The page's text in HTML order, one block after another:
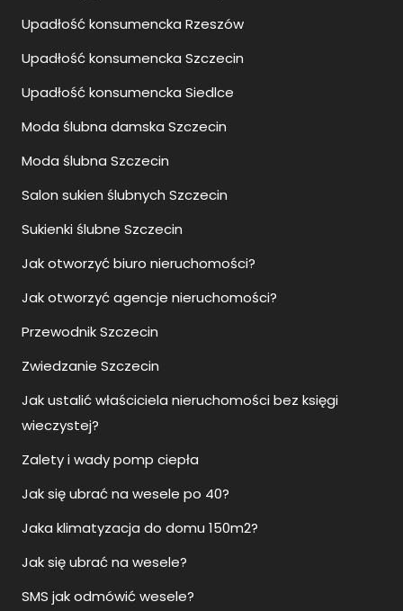
Upadłość konsumencka Rzeszów
Upadłość konsumencka Szczecin
Upadłość konsumencka Siedlce
Moda ślubna damska Szczecin
Moda ślubna Szczecin
Salon sukien ślubnych Szczecin
Sukienki ślubne Szczecin
Jak otworzyć biuro nieruchomości?
Jak otworzyć agencje nieruchomości?
Przewodnik Szczecin
Zwiedzanie Szczecin
Jak ustalić właściciela nieruchomości bez księgi
wieczystej?
Zalety i wady pomp ciepła
Jak się ubrać na wesele po 40?
Jaka klimatyzacja do domu 150m2?
Jak się ubrać na wesele?
SMS jak odmówić wesele?